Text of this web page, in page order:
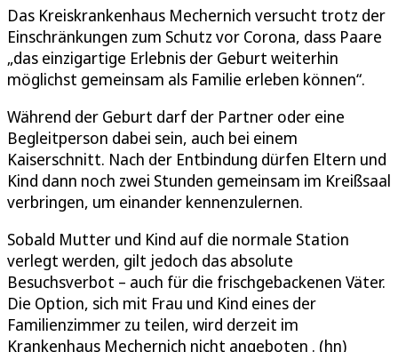
Das Kreiskrankenhaus Mechernich versucht trotz der
Einschränkungen zum Schutz vor Corona, dass Paare
„das einzigartige Erlebnis der Geburt weiterhin
möglichst gemeinsam als Familie erleben können“.
Während der Geburt darf der Partner oder eine
Begleitperson dabei sein, auch bei einem
Kaiserschnitt. Nach der Entbindung dürfen Eltern und
Kind dann noch zwei Stunden gemeinsam im Kreißsaal
verbringen, um einander kennenzulernen.
Sobald Mutter und Kind auf die normale Station
verlegt werden, gilt jedoch das absolute
Besuchsverbot – auch für die frischgebackenen Väter.
Die Option, sich mit Frau und Kind eines der
Familienzimmer zu teilen, wird derzeit im
Krankenhaus Mechernich nicht angeboten . (hn)